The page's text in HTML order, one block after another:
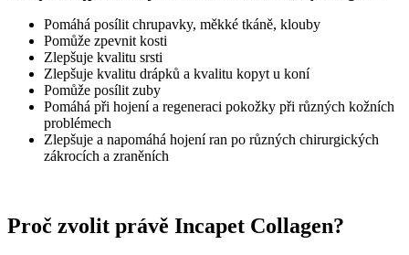
Pomáhá posílit chrupavky, měkké tkáně, klouby
Pomůže zpevnit kosti
Zlepšuje kvalitu srsti
Zlepšuje kvalitu drápků a kvalitu kopyt u koní
Pomůže posílit zuby
Pomáhá při hojení a regeneraci pokožky při různých kožních
problémech
Zlepšuje a napomáhá hojení ran po různých chirurgických
zákrocích a zraněních
Proč zvolit právě Incapet Collagen?